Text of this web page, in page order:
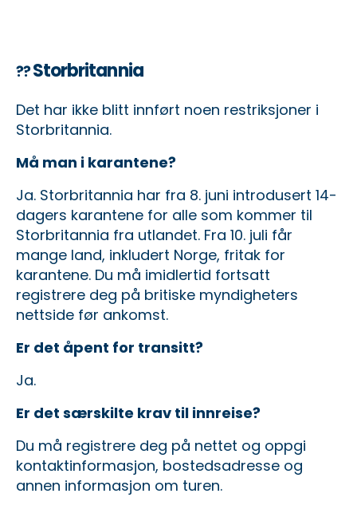
??Storbritannia
Det har ikke blitt innført noen restriksjoner i
Storbritannia.
Må man i karantene?
Ja. Storbritannia har fra 8. juni introdusert 14-
dagers karantene for alle som kommer til
Storbritannia fra utlandet. Fra 10. juli får
mange land, inkludert Norge, fritak for
karantene. Du må imidlertid fortsatt
registrere deg på britiske myndigheters
nettside før ankomst.
Er det åpent for transitt?
Ja.
Er det særskilte krav til innreise?
Du må registrere deg på nettet og oppgi
kontaktinformasjon, bostedsadresse og
annen informasjon om turen.